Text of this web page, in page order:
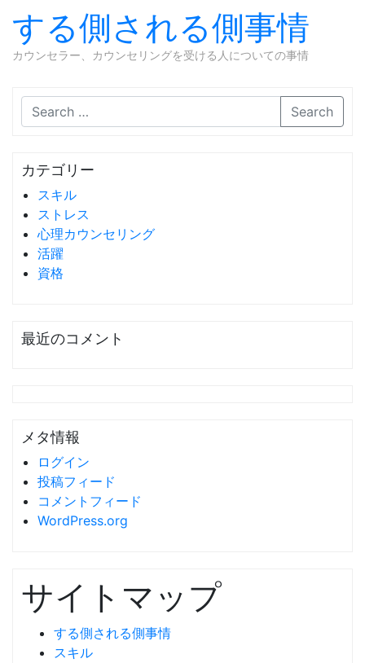
する側される側事情
カウンセラー、カウンセリングを受ける人についての事情
Search
カテゴリー
スキル
ストレス
心理カウンセリング
活躍
資格
最近のコメント
メタ情報
ログイン
投稿フィード
コメントフィード
WordPress.org
サイトマップ
する側される側事情
スキル